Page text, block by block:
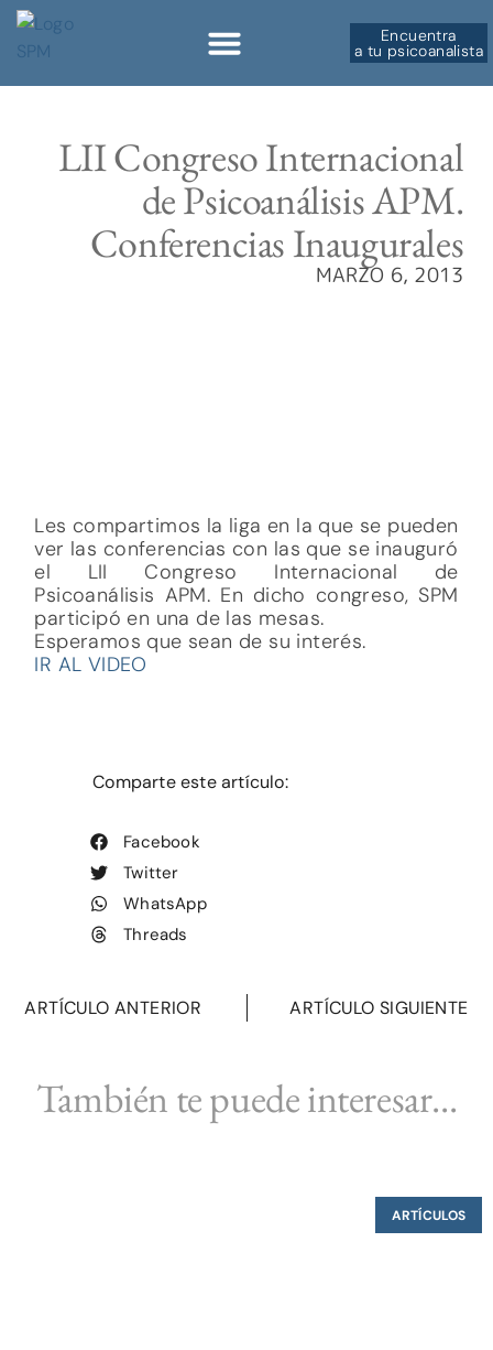
Encuentra
a tu psicoanalista
LII Congreso Internacional
de Psicoanálisis APM.
Conferencias Inaugurales
MARZO 6, 2013
Les compartimos la liga en la que se pueden
ver las conferencias con las que se inauguró
el LII Congreso Internacional de
Psicoanálisis APM. En dicho congreso, SPM
participó en una de las mesas.
Esperamos que sean de su interés.
IR AL VIDEO
Comparte este artículo:
Facebook
Twitter
WhatsApp
Threads
ARTÍCULO ANTERIOR ARTÍCULO SIGUIENTE
También te puede interesar...
ARTÍCULOS